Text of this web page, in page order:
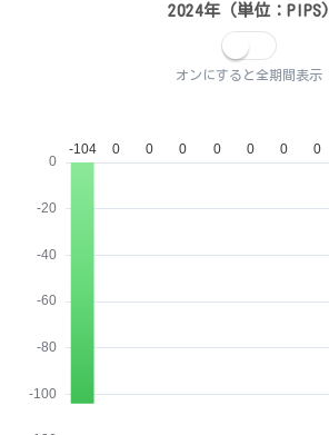
2024年（単位：PIPS)
オンにすると全期間表示